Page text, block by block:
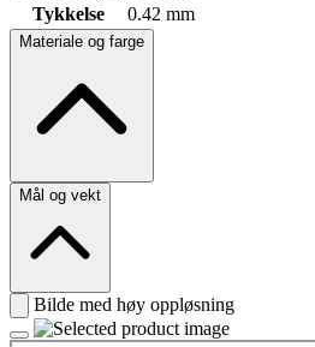
Tykkelse
0.42 mm
Materiale og farge
Mål og vekt
Bilde med høy oppløsning